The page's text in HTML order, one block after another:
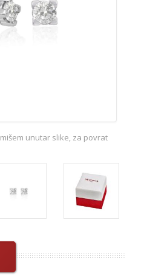
unutar slike, za povrat